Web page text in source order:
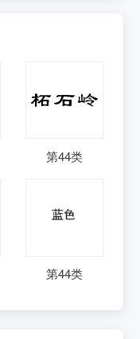
第44类
第44类